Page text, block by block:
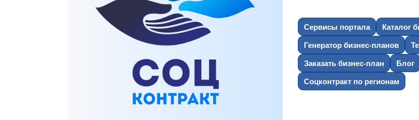
Сервисы портала
Каталог
Генератор бизнес-планов
Заказать бизнес-план
Блог
Соцконтракт по регионам